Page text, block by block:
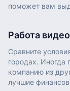
поможет вам
Работа
Сравните
городах. Иногда
компанию из
лучшие